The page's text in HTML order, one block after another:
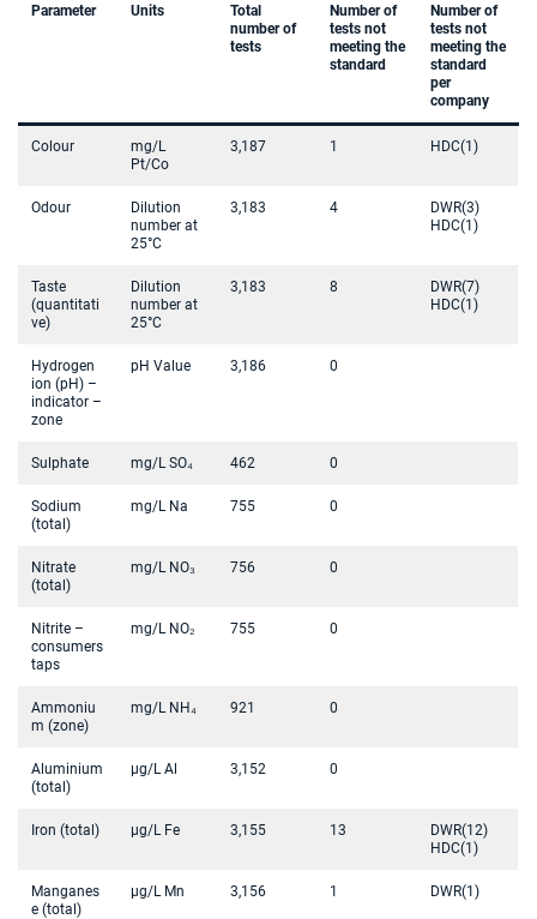
Parameter Units
Total
number of
tests
Number of
tests not
meeting the
standard
Number of
tests not
meeting the
standard
per
company
Colour
mg/L
Pt/Co
3,187 1 HDC(1)
Odour
Dilution
number at
25°C
3,183 4
DWR(3)
HDC(1)
Taste
(quantitati
ve)
Dilution
number at
25°C
3,183 8
DWR(7)
HDC(1)
Hydrogen
ion (pH) –
indicator –
zone
pH Value 3,186 0
Sulphate mg/L SO₄ 462 0
Sodium
(total)
mg/L Na 755 0
Nitrate
(total)
mg/L NO₃ 756 0
Nitrite –
consumers
taps
mg/L NO₂ 755 0
Ammoniu
m (zone)
mg/L NH₄ 921 0
Aluminium
(total)
µg/L Al 3,152 0
Iron (total) µg/L Fe 3,155 13
DWR(12)
HDC(1)
Manganes
e (total)
µg/L Mn 3,156 1 DWR(1)